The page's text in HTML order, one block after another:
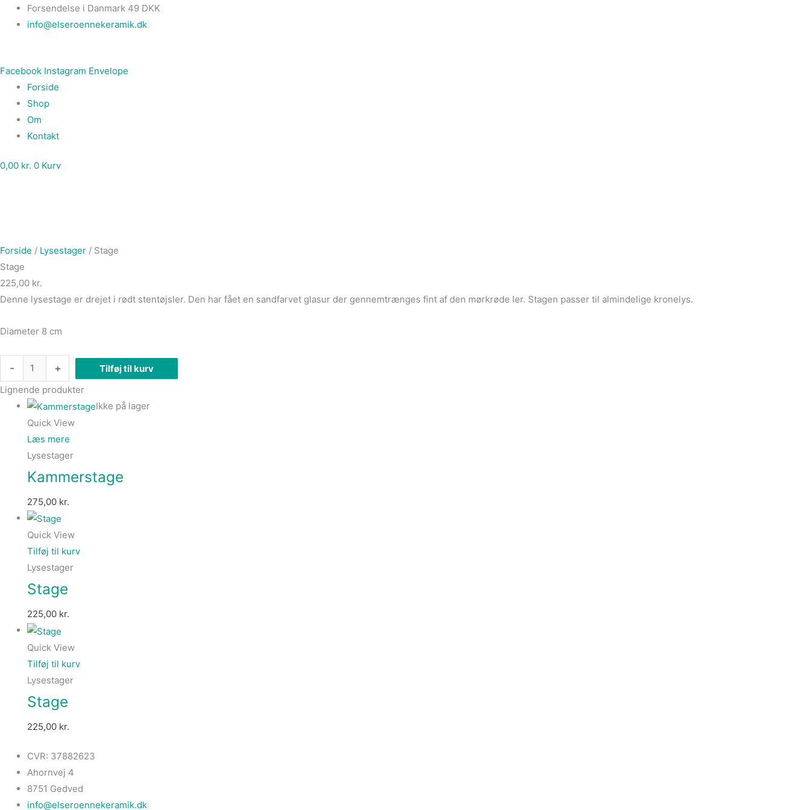
Forsendelse i Danmark 49 DKK
info@elseroennekeramik.dk
Facebook Instagram Envelope
Main
Menu
Forside
Shop
Om
Kontakt
0,00 kr. 0 Kurv
Forside / Lysestager / Stage
Stage
225,00 kr.
Denne lysestage er drejet i rødt stentøjsler. Den har fået en sandfarvet glasur der gennemtrænges fint af den mørkrøde ler. Stagen passer til almindelige kronelys.
Diameter 8 cm
-
Stage
antal
+
Tilføj til kurv
Lignende produkter
Ikke på lager
Quick View
Læs mere
Lysestager
Kammerstage
275,00 kr.
Quick View
Tilføj til kurv
Lysestager
Stage
225,00 kr.
Quick View
Tilføj til kurv
Lysestager
Stage
225,00 kr.
CVR: 37882623
Ahornvej 4
8751 Gedved
info@elseroennekeramik.dk